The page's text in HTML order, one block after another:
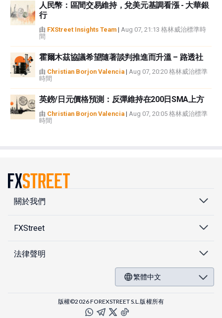
人民幣：區間交易維持，兌美元基調看漲 - 大華銀
行
由 FXStreet Insights Team | Aug 07, 21:13 格林威治標準時
間
霍爾木茲協議希望隨著談判推進而升溫 – 路透社
由 Christian Borjon Valencia | Aug 07, 20:20 格林威治標準
時間
英鎊/日元價格預測：反彈維持在200日SMA上方
由 Christian Borjon Valencia | Aug 07, 20:05 格林威治標準
時間
關於我們
FXStreet
法律聲明
繁體中文
版權©2026 FOREXSTREET S.L.版權所有